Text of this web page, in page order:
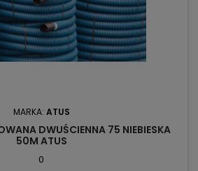
MARKA: ATUS
DWUŚCIENNA 75 NIEBIESKA
50M ATUS
0